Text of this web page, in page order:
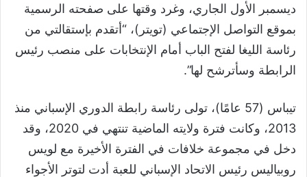
ديسمبر الأول الجاري، وغرد وقتها على صفحته الرسمية
بموقع التواصل الإجتماعي (تويتر)، “أتقدم بإستقالتي من
رئاسة الليغا لفتح الباب أمام الإنتخابات على منصب رئيس
الرابطة وسأترشح لها”.
تيباس (57 عامًا)، تولى رئاسة رابطة الدوري الإسباني منذ
2013، وكانت فترة ولايته الماضية تنتهي في 2020، وقد
دخل في مجموعة خلافات في الفترة الأخيرة مع لويس
روبياليس رئيس الاتحاد الإسباني للعبة أدت لتوتر الأجواء